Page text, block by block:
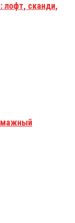
лофт, сканди,